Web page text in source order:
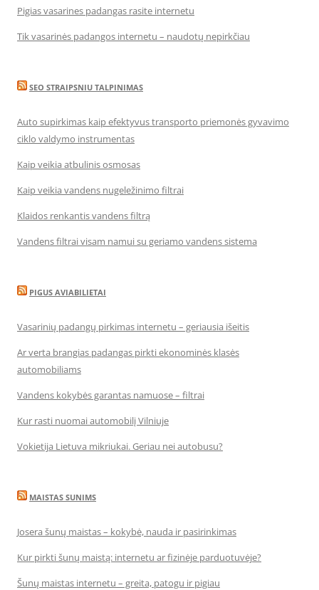
Pigias vasarines padangas rasite internetu
Tik vasarinės padangos internetu – naudotų nepirkčiau
SEO STRAIPSNIU TALPINIMAS
Auto supirkimas kaip efektyvus transporto priemonės gyvavimo
ciklo valdymo instrumentas
Kaip veikia atbulinis osmosas
Kaip veikia vandens nugeležinimo filtrai
Klaidos renkantis vandens filtrą
Vandens filtrai visam namui su geriamo vandens sistema
PIGUS AVIABILIETAI
Vasarinių padangų pirkimas internetu – geriausia išeitis
Ar verta brangias padangas pirkti ekonominės klasės
automobiliams
Vandens kokybės garantas namuose – filtrai
Kur rasti nuomai automobilį Vilniuje
Vokietija Lietuva mikriukai. Geriau nei autobusu?
MAISTAS SUNIMS
Josera šunų maistas – kokybė, nauda ir pasirinkimas
Kur pirkti šunų maistą: internetu ar fizinėje parduotuvėje?
Šunų maistas internetu – greita, patogu ir pigiau